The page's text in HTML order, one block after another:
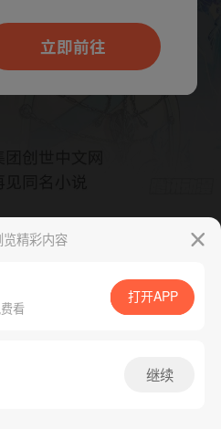
App免费看
腾漫App免费看
精彩内容
看
打开APP
继续
阅读，可打开App新用
天免费看立即前往